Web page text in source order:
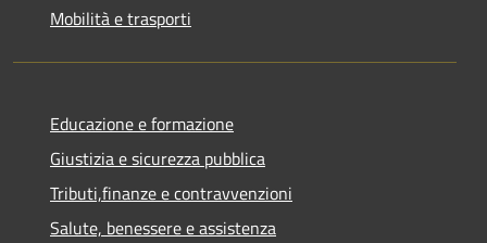
Mobilità e trasporti
Educazione e formazione
Giustizia e sicurezza pubblica
Tributi,finanze e contravvenzioni
Salute, benessere e assistenza